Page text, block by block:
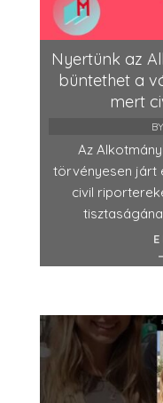
Nyertünk az
büntethet a
mert
Az
törvényesen járt
civil